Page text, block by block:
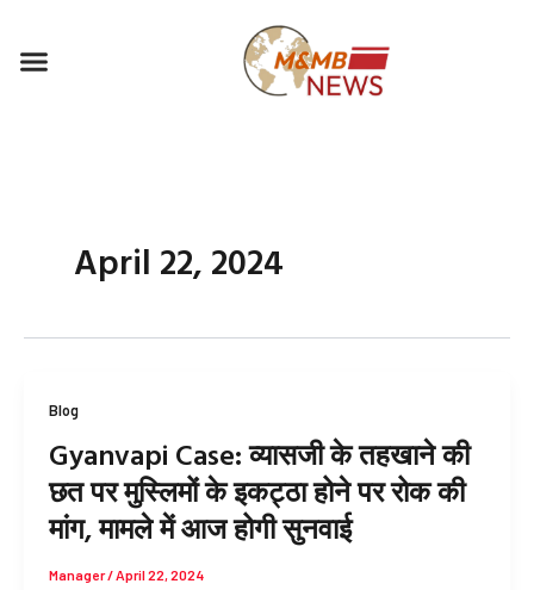
contentMenu
April 22, 2024
Blog
Gyanvapi Case: व्यासजी के तहखाने की
छत पर मुस्लिमों के इकट्ठा होने पर रोक की
मांग, मामले में आज होगी सुनवाई
Manager/ April 22, 2024